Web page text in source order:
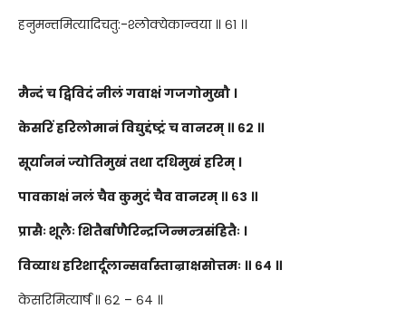
हनुमन्तमित्यादिचतु:-श्लोक्येकान्वया ॥ ६१ ।।
मैन्दं च द्विविदं नीलं गवाक्षं गजगोमुखौ ।
केसरिं हरिलोमानं विद्युद्दंष्ट्रं च वानरम् ॥ ६२ ॥
सूर्याननं ज्योतिमुखं तथा दधिमुखं हरिम् ।
पावकाक्षं नलं चैव कुमुदं चैव वानरम् ॥ ६३ ॥
प्रासैः शूलैः शितैर्बाणैरिन्द्रजिन्मन्त्रसंहितैः ।
विव्याध हरिशार्दूलान्सर्वांस्तान्राक्षसोत्तमः ॥ ६४ ॥
केसरिमित्यार्षं ॥ ६२ – ६४ ॥